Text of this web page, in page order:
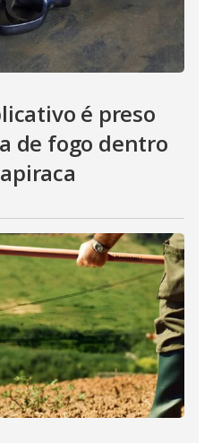
é preso
de fogo dentro